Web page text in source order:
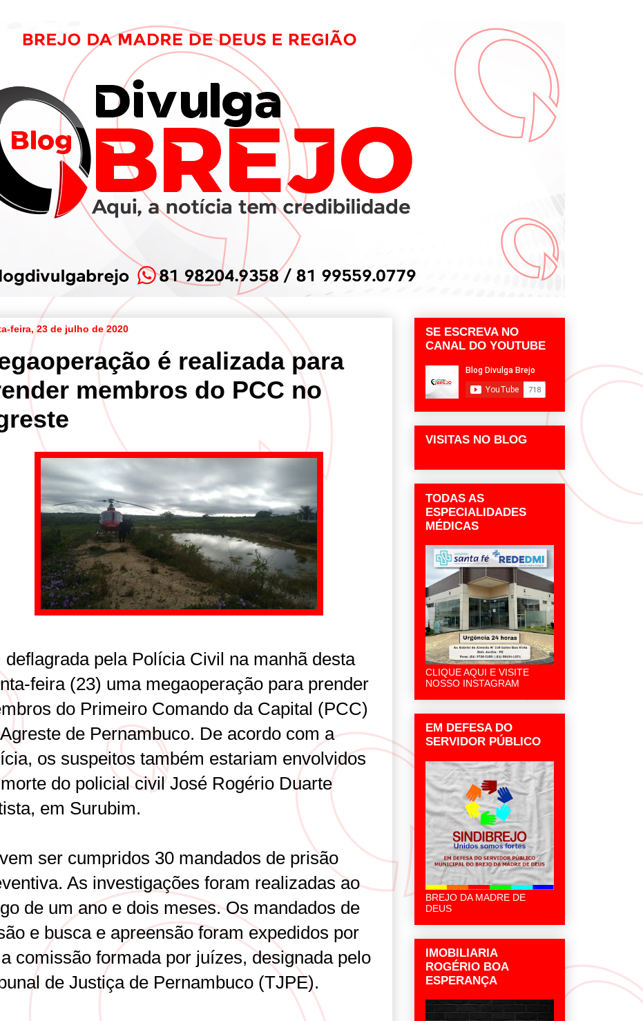
feira, 23 de julho de 2020
é realizada para
membros do PCC no
deflagrada pela Polícia Civil na manhã desta
feira (23) uma megaoperação para prender
do Primeiro Comando da Capital (PCC)
de Pernambuco. De acordo com a
os suspeitos também estariam envolvidos
do policial civil José Rogério Duarte
em Surubim.
ser cumpridos 30 mandados de prisão
As investigações foram realizadas ao
de um ano e dois meses. Os mandados de
e busca e apreensão foram expedidos por
comissão formada por juízes, designada pelo
de Justiça de Pernambuco (TJPE).
SE ESCREVA NO
CANAL DO YOUTUBE
VISITAS NO BLOG
TODAS AS
ESPECIALIDADES
MÉDICAS
CLIQUE AQUI E VISITE
NOSSO INSTAGRAM
EM DEFESA DO
SERVIDOR PÚBLICO
BREJO DA MADRE DE
DEUS
IMOBILIARIA
ROGÉRIO BOA
ESPERANÇA